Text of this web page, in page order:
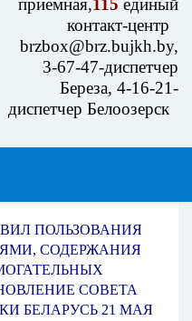
приемная,115 единый
контакт-центр
brzbox@brz.bujkh.by,
3-67-47-диспетчер
Береза, 4-16-21-
диспетчер Белоозерск
ПОЛЬЗОВАНИЯ
СОДЕРЖАНИЯ
СОВЕТА
БЕЛАРУСЬ 21 МАЯ